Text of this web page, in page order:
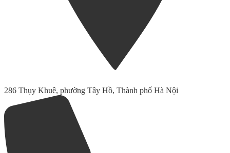
286 Thụy Khuê, phường Tây Hồ, Thành phố Hà Nội